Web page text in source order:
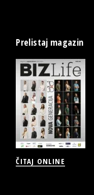
Prelistaj magazin
ČITAJ ONLINE